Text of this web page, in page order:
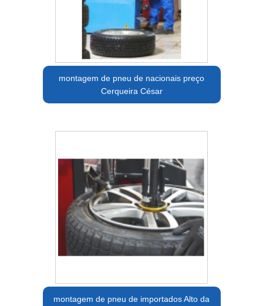
montagem de pneu de nacionais preço
Cerqueira César
montagem de pneu de importados Alto da